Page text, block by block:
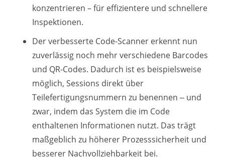
konzentrieren – für effizientere und schnellere
Inspektionen.
Der verbesserte Code-Scanner erkennt nun
zuverlässig noch mehr verschiedene Barcodes
und QR-Codes. Dadurch ist es beispielsweise
möglich, Sessions direkt über
Teilefertigungsnummern zu benennen ‒ und
zwar, indem das System die im Code
enthaltenen Informationen nutzt. Das trägt
maßgeblich zu höherer Prozesssicherheit und
besserer Nachvollziehbarkeit bei.